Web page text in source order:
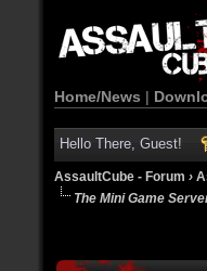
Home/News |
Hello There, Guest!
AssaultCube - Forum ›
The Mini Game